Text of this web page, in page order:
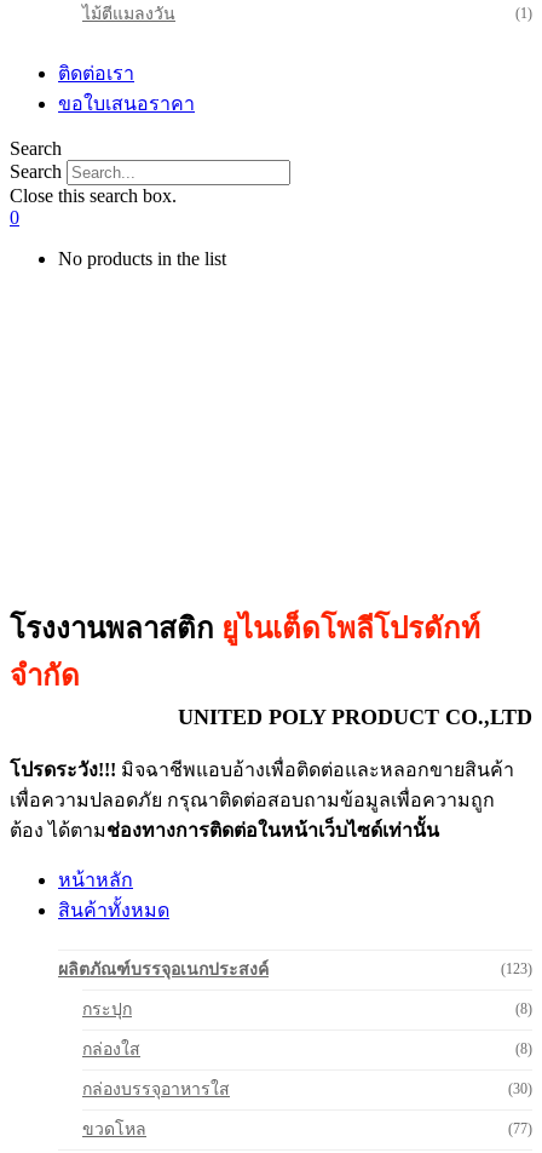
ไม้ตีแมลงวัน (1)
ติดต่อเรา
ขอใบเสนอราคา
Search
Search
Close this search box.
0
No products in the list
โรงงานพลาสติก ยูไนเต็ดโพลีโปรดักท์
จำกัด
UNITED POLY PRODUCT CO.,LTD
โปรดระวัง!!! มิจฉาชีพแอบอ้างเพื่อติดต่อและหลอกขายสินค้า
เพื่อความปลอดภัย กรุณาติดต่อสอบถามข้อมูลเพื่อความถูก
ต้อง ได้ตามช่องทางการติดต่อในหน้าเว็บไซด์เท่านั้น
หน้าหลัก
สินค้าทั้งหมด
ผลิตภัณฑ์บรรจุอเนกประสงค์ (123)
กระปุก (8)
กล่องใส (8)
กล่องบรรจุอาหารใส (30)
ขวดโหล (77)